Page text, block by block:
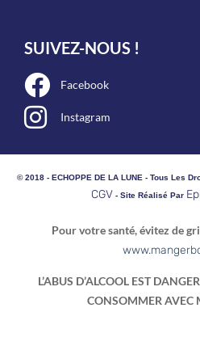
SUIVEZ-NOUS !
Facebook
Instagram
© 2018 - ECHOPPE DE LA LUNE - Tous Les
CGV - Site Réalisé Par
Pour votre santé, évitez de
L’ABUS D’ALCOOL EST
CONSOMMER AVEC